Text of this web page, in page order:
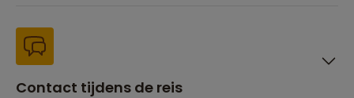
Contact tijdens de reis